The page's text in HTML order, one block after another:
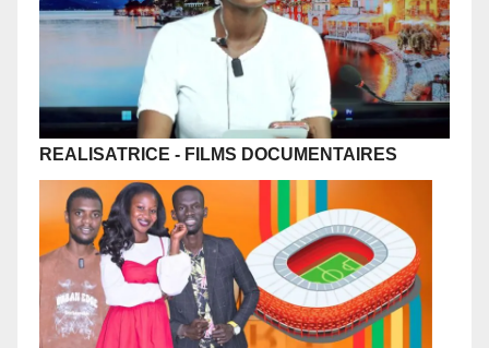
REALISATRICE - FILMS DOCUMENTAIRES